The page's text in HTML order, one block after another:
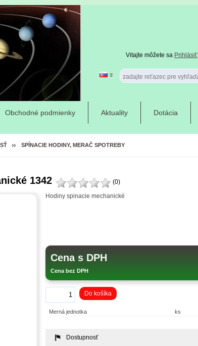
Vitajte môžete sa Prihlásiť
Obchodné podmienky Aktuality Dotácia
SPÍNACIE HODINY, MERAČ SPOTREBY
1342
(0)
Hodiny spinacie mechanické
Cena s DPH
Cena bez DPH
Do košíka
Merná jednotka ks
Dostupnosť